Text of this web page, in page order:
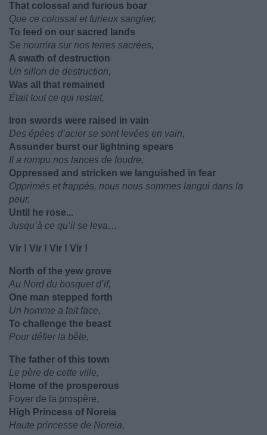
That colossal and furious boar
Que ce colossal et furieux sanglier,
To feed on our sacred lands
Se nourrira sur nos terres sacrées,
A swath of destruction
Un sillon de destruction,
Was all that remained
Était tout ce qui restait,
Iron swords were raised in vain
Des épées d’acier se sont levées en vain,
Assunder burst our lightning spears
Il a rompu nos lances de foudre,
Oppressed and stricken we languished in fear
Opprimés et frappés, nous nous sommes langui dans la
peur,
Until he rose...
Jusqu’à ce qu’il se leva…
Vir ! Vir ! Vir ! Vir !
North of the yew grove
Au Nord du bosquet d’if,
One man stepped forth
Un homme a fait face,
To challenge the beast
Pour défier la bête,
The father of this town
Le père de cette ville,
Home of the prosperous
Foyer de la prospère,
High Princess of Noreia
Haute princesse de Noreia,